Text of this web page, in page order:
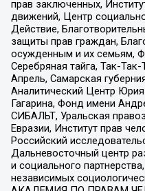
прав заключенных,
движений, Центр
Действие,
защиты прав граждан,
осужденным и их семьям,
Серебряная тайга, Так-
Апрель, Самарская
Аналитический Центр
Гагарина, Фонд имени
СИБАЛЬТ, Уральская
Евразии, Институт прав
Российский
Дальневосточный центр
и социального
независимых